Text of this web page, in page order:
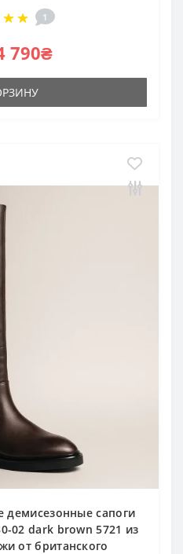
1
790₴
сапоги
02 dark brown 5721 из
от британского